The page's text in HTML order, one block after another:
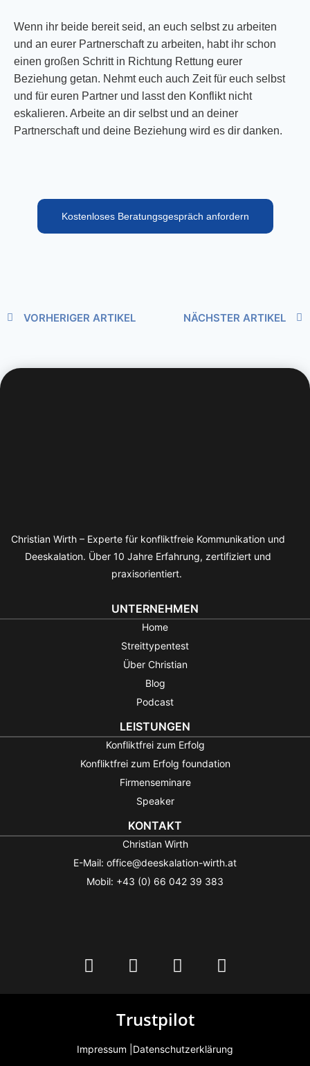
Wenn ihr beide bereit seid, an euch selbst zu arbeiten
und an eurer Partnerschaft zu arbeiten, habt ihr schon
einen großen Schritt in Richtung Rettung eurer
Beziehung getan. Nehmt euch auch Zeit für euch selbst
und für euren Partner und lasst den Konflikt nicht
eskalieren. Arbeite an dir selbst und an deiner
Partnerschaft und deine Beziehung wird es dir danken.
Kostenloses Beratungsgespräch anfordern
VORHERIGER ARTIKEL NÄCHSTER ARTIKEL
Christian Wirth – Experte für konfliktfreie Kommunikation und
Deeskalation. Über 10 Jahre Erfahrung, zertifiziert und
praxisorientiert.
UNTERNEHMEN
Home
Streittypentest
Über Christian
Blog
Podcast
LEISTUNGEN
Konfliktfrei zum Erfolg
Konfliktfrei zum Erfolg foundation
Firmenseminare
Speaker
KONTAKT
Christian Wirth
E-Mail: office@deeskalation-wirth.at
Mobil: +43 (0) 66 042 39 383
Trustpilot
Impressum | Datenschutzerklärung